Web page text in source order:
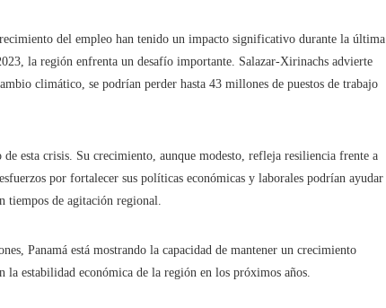
del empleo han tenido un impacto significativo durante la última
la región enfrenta un desafío importante. Salazar-Xirinachs advierte
climático, se podrían perder hasta 43 millones de puestos de trabajo
esta crisis. Su crecimiento, aunque modesto, refleja resiliencia frente a
por fortalecer sus políticas económicas y laborales podrían ayudar
tiempos de agitación regional.
Panamá está mostrando la capacidad de mantener un crecimiento
la estabilidad económica de la región en los próximos años.